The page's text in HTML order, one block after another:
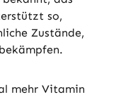
so,
Zustände,
mehr Vitamin